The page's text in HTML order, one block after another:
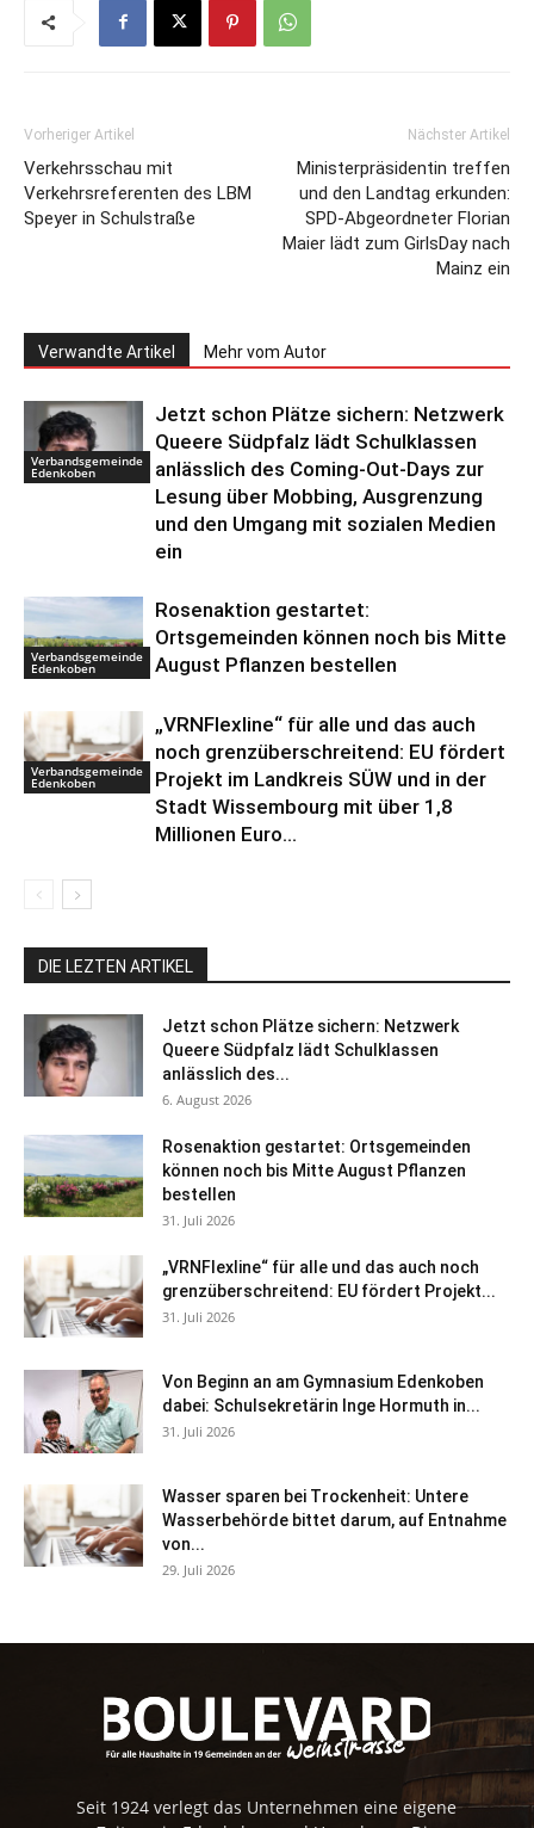
Vorheriger Artikel
Verkehrsschau mit
Verkehrsreferenten des LBM
Speyer in Schulstraße
Nächster Artikel
Ministerpräsidentin treffen
und den Landtag erkunden:
SPD-Abgeordneter Florian
Maier lädt zum GirlsDay nach
Mainz ein
Verwandte Artikel Mehr vom Autor
Verbandsgemeinde
Edenkoben
Jetzt schon Plätze sichern: Netzwerk
Queere Südpfalz lädt Schulklassen
anlässlich des Coming-Out-Days zur
Lesung über Mobbing, Ausgrenzung
und den Umgang mit sozialen Medien
ein
Verbandsgemeinde
Edenkoben
Rosenaktion gestartet:
Ortsgemeinden können noch bis Mitte
August Pflanzen bestellen
Verbandsgemeinde
Edenkoben
„VRNFlexline“ für alle und das auch
noch grenzüberschreitend: EU fördert
Projekt im Landkreis SÜW und in der
Stadt Wissembourg mit über 1,8
Millionen Euro...
DIE LEZTEN ARTIKEL
Jetzt schon Plätze sichern: Netzwerk
Queere Südpfalz lädt Schulklassen
anlässlich des...
6. August 2026
Rosenaktion gestartet: Ortsgemeinden
können noch bis Mitte August Pflanzen
bestellen
31. Juli 2026
„VRNFlexline“ für alle und das auch noch
grenzüberschreitend: EU fördert Projekt...
31. Juli 2026
Von Beginn an am Gymnasium Edenkoben
dabei: Schulsekretärin Inge Hormuth in...
31. Juli 2026
Wasser sparen bei Trockenheit: Untere
Wasserbehörde bittet darum, auf Entnahme
von...
29. Juli 2026
Seit 1924 verlegt das Unternehmen eine eigene